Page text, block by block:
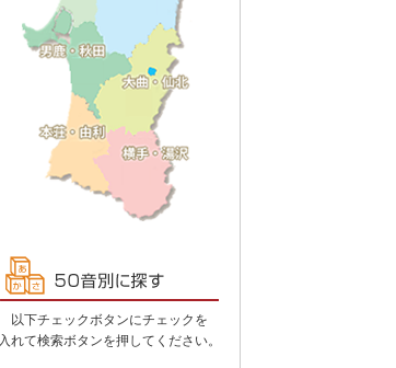
以下チェックボタンにチェックを
入れて検索ボタンを押してください。